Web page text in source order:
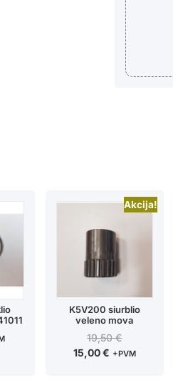
Akcija!
K5V200 siurblio
veleno mova
19,50€
15,00€ +PVM